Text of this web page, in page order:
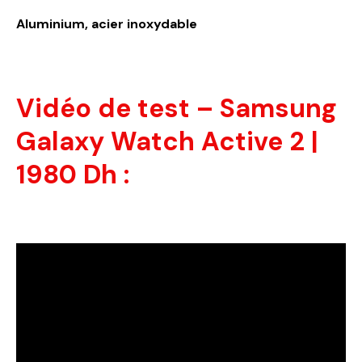
Aluminium, acier inoxydable
Vidéo de test – Samsung
Galaxy Watch Active 2 |
1980 Dh :